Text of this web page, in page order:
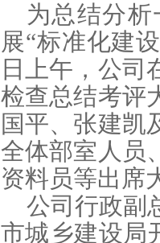
为总结分
展“标准化建
日上午，公司
检查总结考评
国平、张建凯
全体部室人员
资料员等出席
公司行政副
市城乡建设局